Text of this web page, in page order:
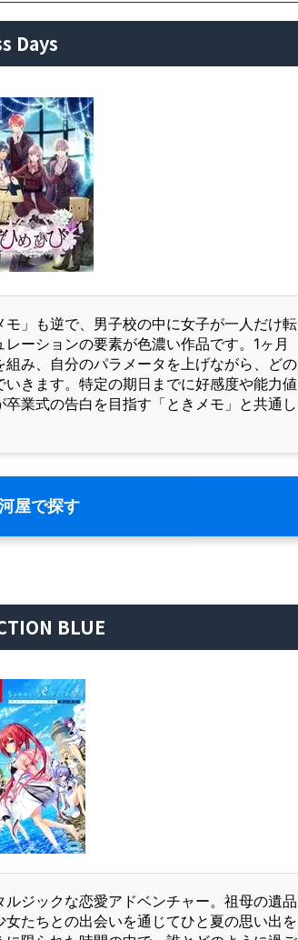
Days
」も逆で、男子校の中に女子が一人だけ転
ーションの要素が色濃い作品です。1ヶ月
み、自分のパラメータを上げながら、どの
きます。特定の期日までに好感度や能力値
業式の告白を目指す「ときメモ」と共通し
屋で探す
BLUE
ジックな恋愛アドベンチャー。祖母の遺品
たちとの出会いを通じてひと夏の思い出を